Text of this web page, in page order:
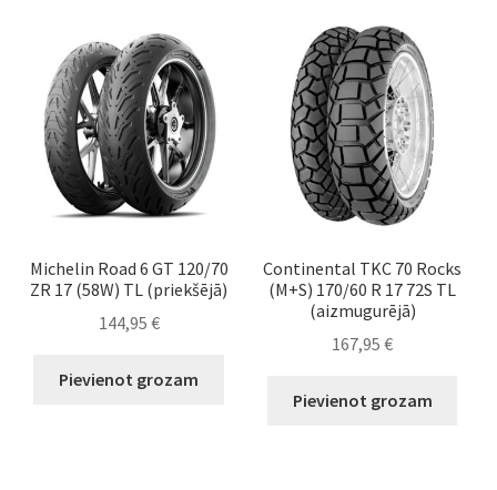
Michelin Road 6 GT 120/70
ZR 17 (58W) TL (priekšējā)
144,95 €
Pievienot grozam
Continental TKC 70 Rocks
(M+S) 170/60 R 17 72S TL
(aizmugurējā)
167,95€
Pievienot grozam